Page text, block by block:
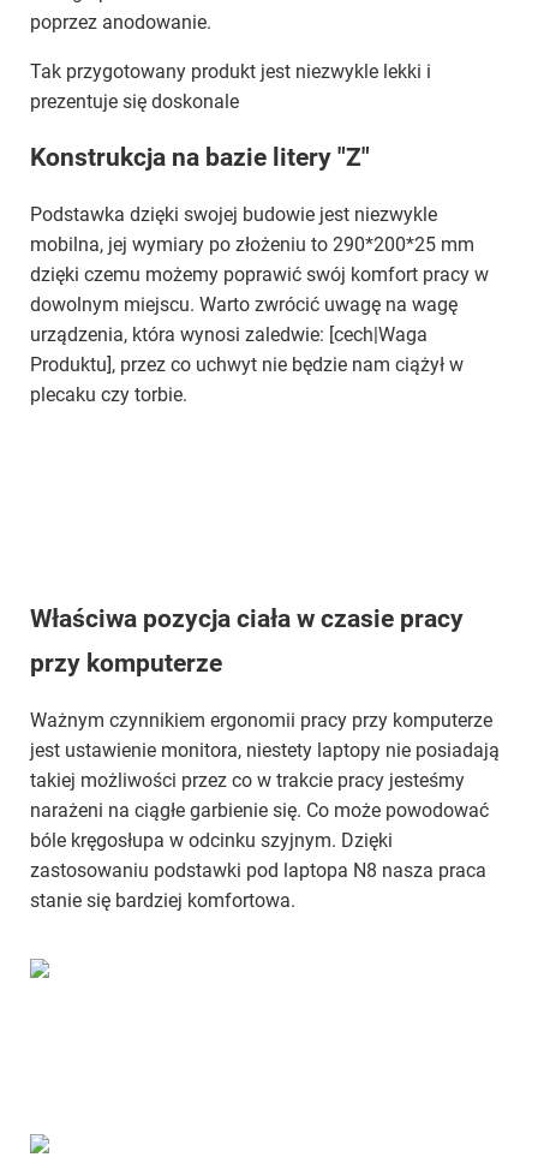
poprzez anodowanie.
Tak przygotowany produkt jest niezwykle lekki i
prezentuje się doskonale
Konstrukcja na bazie litery "Z"
Podstawka dzięki swojej budowie jest niezwykle
mobilna, jej wymiary po złożeniu to 290*200*25 mm
dzięki czemu możemy poprawić swój komfort pracy w
dowolnym miejscu. Warto zwrócić uwagę na wagę
urządzenia, która wynosi zaledwie: [cech|Waga
Produktu], przez co uchwyt nie będzie nam ciążył w
plecaku czy torbie.
Właściwa pozycja ciała w czasie pracy
przy komputerze
Ważnym czynnikiem ergonomii pracy przy komputerze
jest ustawienie monitora, niestety laptopy nie posiadają
takiej możliwości przez co w trakcie pracy jesteśmy
narażeni na ciągłe garbienie się. Co może powodować
bóle kręgosłupa w odcinku szyjnym. Dzięki
zastosowaniu podstawki pod laptopa N8 nasza praca
stanie się bardziej komfortowa.